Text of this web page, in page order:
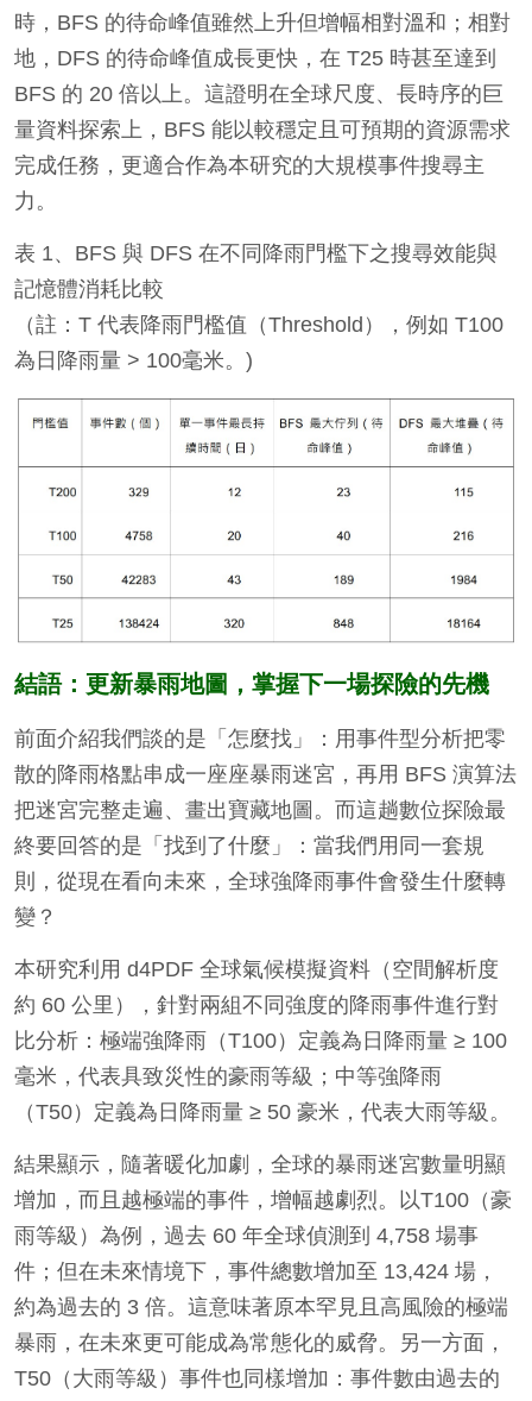
時，BFS 的待命峰值雖然上升但增幅相對溫和；相對
地，DFS 的待命峰值成長更快，在 T25 時甚至達到
BFS 的 20 倍以上。這證明在全球尺度、長時序的巨
量資料探索上，BFS 能以較穩定且可預期的資源需求
完成任務，更適合作為本研究的大規模事件搜尋主
力。
表 1、BFS 與 DFS 在不同降雨門檻下之搜尋效能與
記憶體消耗比較
（註：T 代表降雨門檻值（Threshold），例如 T100
為日降雨量 > 100毫米。)
結語：更新暴雨地圖，掌握下一場探險的先機
前面介紹我們談的是「怎麼找」：用事件型分析把零
散的降雨格點串成一座座暴雨迷宮，再用 BFS 演算法
把迷宮完整走遍、畫出寶藏地圖。而這趟數位探險最
終要回答的是「找到了什麼」：當我們用同一套規
則，從現在看向未來，全球強降雨事件會發生什麼轉
變？
本研究利用 d4PDF 全球氣候模擬資料（空間解析度
約 60 公里），針對兩組不同強度的降雨事件進行對
比分析：極端強降雨（T100）定義為日降雨量 ≥ 100
毫米，代表具致災性的豪雨等級；中等強降雨
（T50）定義為日降雨量 ≥ 50 豪米，代表大雨等級。
結果顯示，隨著暖化加劇，全球的暴雨迷宮數量明顯
增加，而且越極端的事件，增幅越劇烈。以T100（豪
雨等級）為例，過去 60 年全球偵測到 4,758 場事
件；但在未來情境下，事件總數增加至 13,424 場，
約為過去的 3 倍。這意味著原本罕見且高風險的極端
暴雨，在未來更可能成為常態化的威脅。另一方面，
T50（大雨等級）事件也同樣增加：事件數由過去的